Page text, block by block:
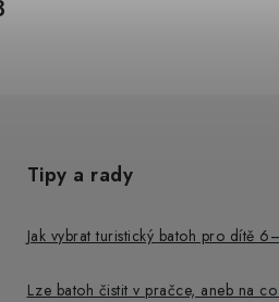
Tipy a rady
Jak vybrat turistický batoh pro dítě
Lze batoh čistit v pračce, aneb na co